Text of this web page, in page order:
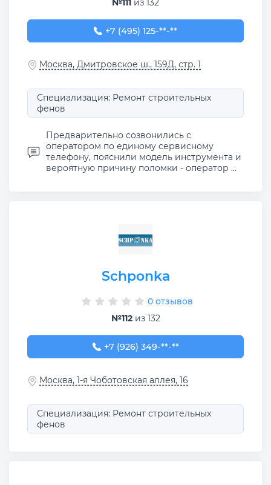
№111 из 132
+7 (495) 125-32-52
+7 (495) 125-**-**
Москва, Дмитровское ш., 159Д, стр. 1
Специализация: Ремонт строительных
фенов
Предварительно созвонились с
оператором по единому сервисному
телефону, пояснили модель инструмента и
вероятную причину поломки - оператор ...
Schponka
0 отзывов
№112из 132
+7 (926) 349-69-42
+7 (926) 349-**-**
Москва, 1-я Чоботовская аллея, 16
Специализация: Ремонт строительных
фенов